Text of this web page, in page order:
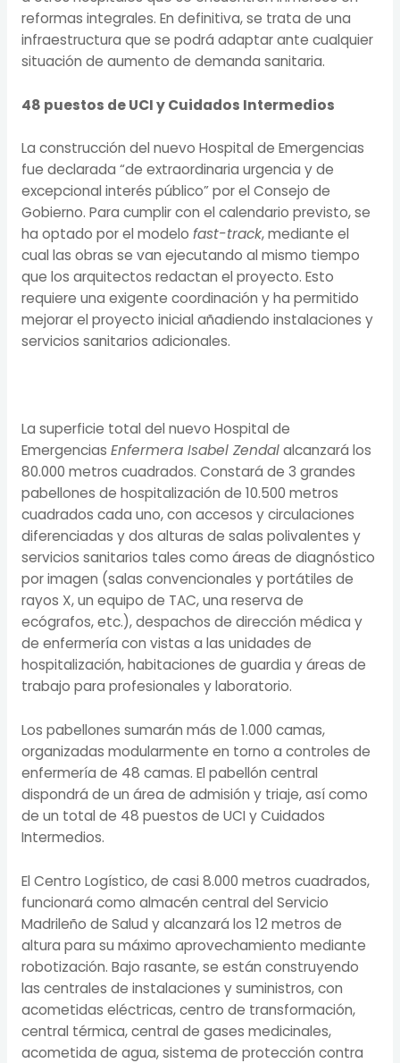
reformas integrales. En definitiva, se trata de una
infraestructura que se podrá adaptar ante cualquier
situación de aumento de demanda sanitaria.
48 puestos de UCI y Cuidados Intermedios
La construcción del nuevo Hospital de Emergencias
fue declarada “de extraordinaria urgencia y de
excepcional interés público” por el Consejo de
Gobierno. Para cumplir con el calendario previsto, se
ha optado por el modelo fast-track, mediante el
cual las obras se van ejecutando al mismo tiempo
que los arquitectos redactan el proyecto. Esto
requiere una exigente coordinación y ha permitido
mejorar el proyecto inicial añadiendo instalaciones y
servicios sanitarios adicionales.
La superficie total del nuevo Hospital de
Emergencias Enfermera Isabel Zendalalcanzará los
80.000 metros cuadrados. Constará de 3 grandes
pabellones de hospitalización de 10.500 metros
cuadrados cada uno, con accesos y circulaciones
diferenciadas y dos alturas de salas polivalentes y
servicios sanitarios tales como áreas de diagnóstico
por imagen (salas convencionales y portátiles de
rayos X, un equipo de TAC, una reserva de
ecógrafos, etc.), despachos de dirección médica y
de enfermería con vistas a las unidades de
hospitalización, habitaciones de guardia y áreas de
trabajo para profesionales y laboratorio.
Los pabellones sumarán más de 1.000 camas,
organizadas modularmente en torno a controles de
enfermería de 48 camas. El pabellón central
dispondrá de un área de admisión y triaje, así como
de un total de 48 puestos de UCI y Cuidados
Intermedios.
El Centro Logístico, de casi 8.000 metros cuadrados,
funcionará como almacén central del Servicio
Madrileño de Salud y alcanzará los 12 metros de
altura para su máximo aprovechamiento mediante
robotización. Bajo rasante, se están construyendo
las centrales de instalaciones y suministros, con
acometidas eléctricas, centro de transformación,
central térmica, central de gases medicinales,
acometida de agua, sistema de protección contra